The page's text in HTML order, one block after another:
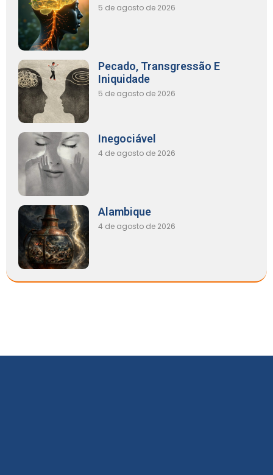
5 de agosto de 2026
Pecado, Transgressão E
Iniquidade
5 de agosto de 2026
Inegociável
4 de agosto de 2026
Alambique
4 de agosto de 2026